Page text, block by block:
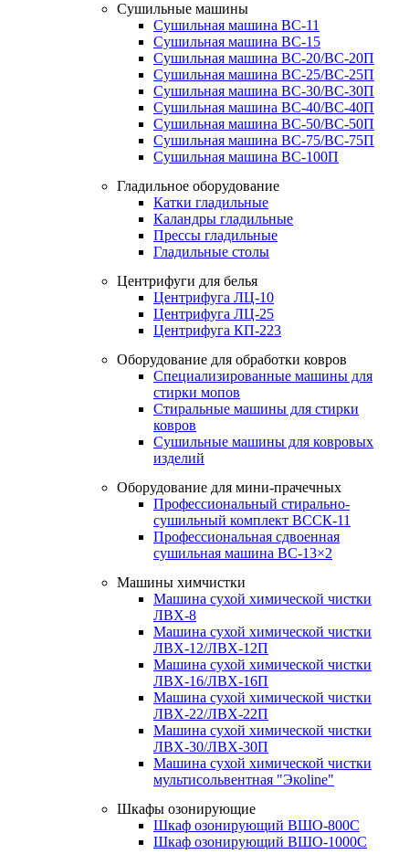
Сушильные машины
Сушильная машина ВС-11
Сушильная машина ВС-15
Сушильная машина ВС-20/ВС-20П
Сушильная машина ВС-25/ВС-25П
Сушильная машина ВС-30/ВС-30П
Сушильная машина ВС-40/ВС-40П
Сушильная машина ВС-50/ВС-50П
Сушильная машина ВС-75/ВС-75П
Сушильная машина ВС-100П
Гладильное оборудование
Катки гладильные
Каландры гладильные
Прессы гладильные
Гладильные столы
Центрифуги для белья
Центрифуга ЛЦ-10
Центрифуга ЛЦ-25
Центрифуга КП-223
Оборудование для обработки ковров
Специализированные машины для
стирки мопов
Стиральные машины для стирки
ковров
Сушильные машины для ковровых
изделий
Оборудование для мини-прачечных
Профессиональный стирально-
сушильный комплект ВССК-11
Профессиональная сдвоенная
сушильная машина ВС-13×2
Машины химчистки
Машина сухой химической чистки
ЛВХ-8
Машина сухой химической чистки
ЛВХ-12/ЛВХ-12П
Машина сухой химической чистки
ЛВХ-16/ЛВХ-16П
Машина сухой химической чистки
ЛВХ-22/ЛВХ-22П
Машина сухой химической чистки
ЛВХ-30/ЛВХ-30П
Машина сухой химической чистки
мультисольвентная "Экоline"
Шкафы озонирующие
Шкаф озонирующий ВШО-800С
Шкаф озонирующий ВШО-1000С